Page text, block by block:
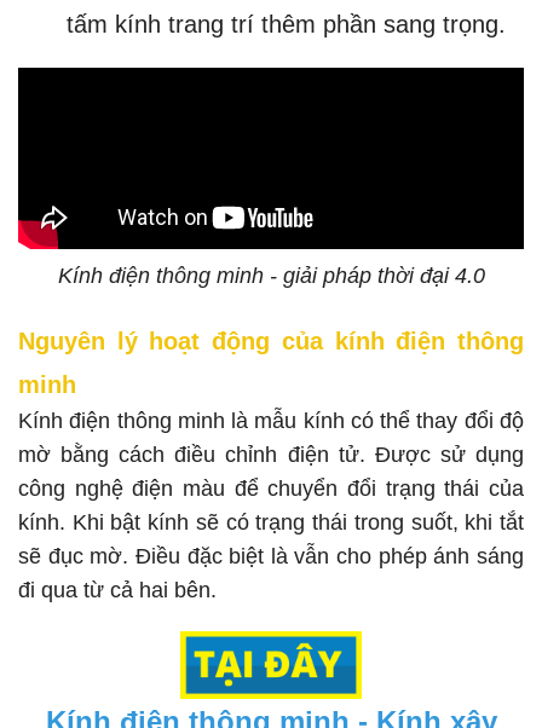
tấm kính trang trí thêm phần sang trọng.
Kính điện thông minh - giải pháp thời đại 4.0
Nguyên lý hoạt động của kính điện thông
minh
Kính điện thông minh là mẫu kính có thể thay đổi độ
mờ bằng cách điều chỉnh điện tử. Được sử dụng
công nghệ điện màu để chuyển đổi trạng thái của
kính. Khi bật kính sẽ có trạng thái trong suốt, khi tắt
sẽ đục mờ. Điều đặc biệt là vẫn cho phép ánh sáng
đi qua từ cả hai bên.